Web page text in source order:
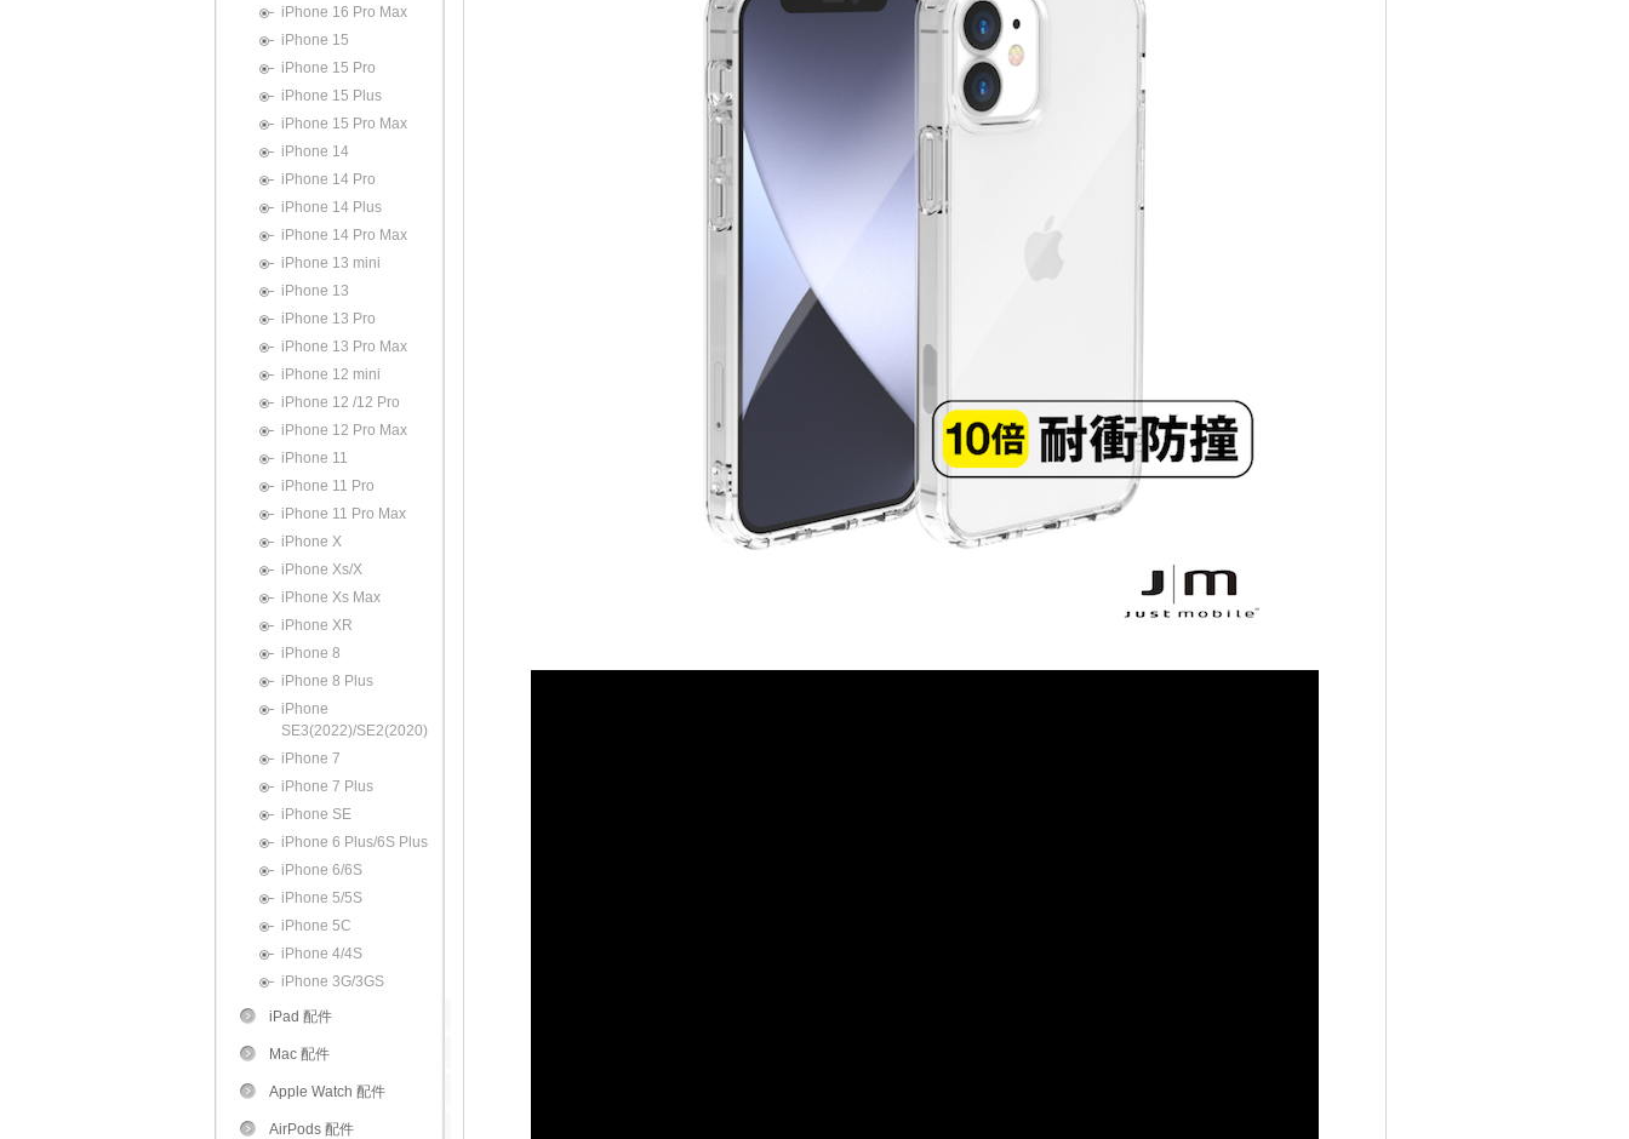
iPhone 16 Pro Max
iPhone 15
iPhone 15 Pro
iPhone 15 Plus
iPhone 15 Pro Max
iPhone 14
iPhone 14 Pro
iPhone 14 Plus
iPhone 14 Pro Max
iPhone 13 mini
iPhone 13
iPhone 13 Pro
iPhone 13 Pro Max
iPhone 12 mini
iPhone 12 /12 Pro
iPhone 12 Pro Max
iPhone 11
iPhone 11 Pro
iPhone 11 Pro Max
iPhone X
iPhone Xs/X
iPhone Xs Max
iPhone XR
iPhone 8
iPhone 8 Plus
iPhone
SE3(2022)/SE2(2020)
iPhone 7
iPhone 7 Plus
iPhone SE
iPhone 6 Plus/6S Plus
iPhone 6/6S
iPhone 5/5S
iPhone 5C
iPhone 4/4S
iPhone 3G/3GS
iPad 配件
Mac 配件
Apple Watch 配件
AirPods 配件